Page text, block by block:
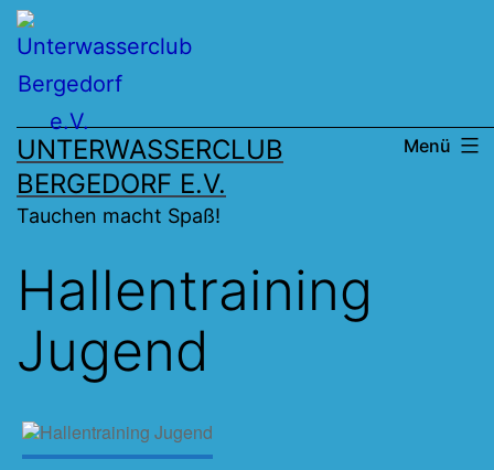
Zum
Inhalt
springen
UNTERWASSERCLUB
BERGEDORF E.V.
Tauchen macht Spaß!
Menü
Hallentraining
Jugend